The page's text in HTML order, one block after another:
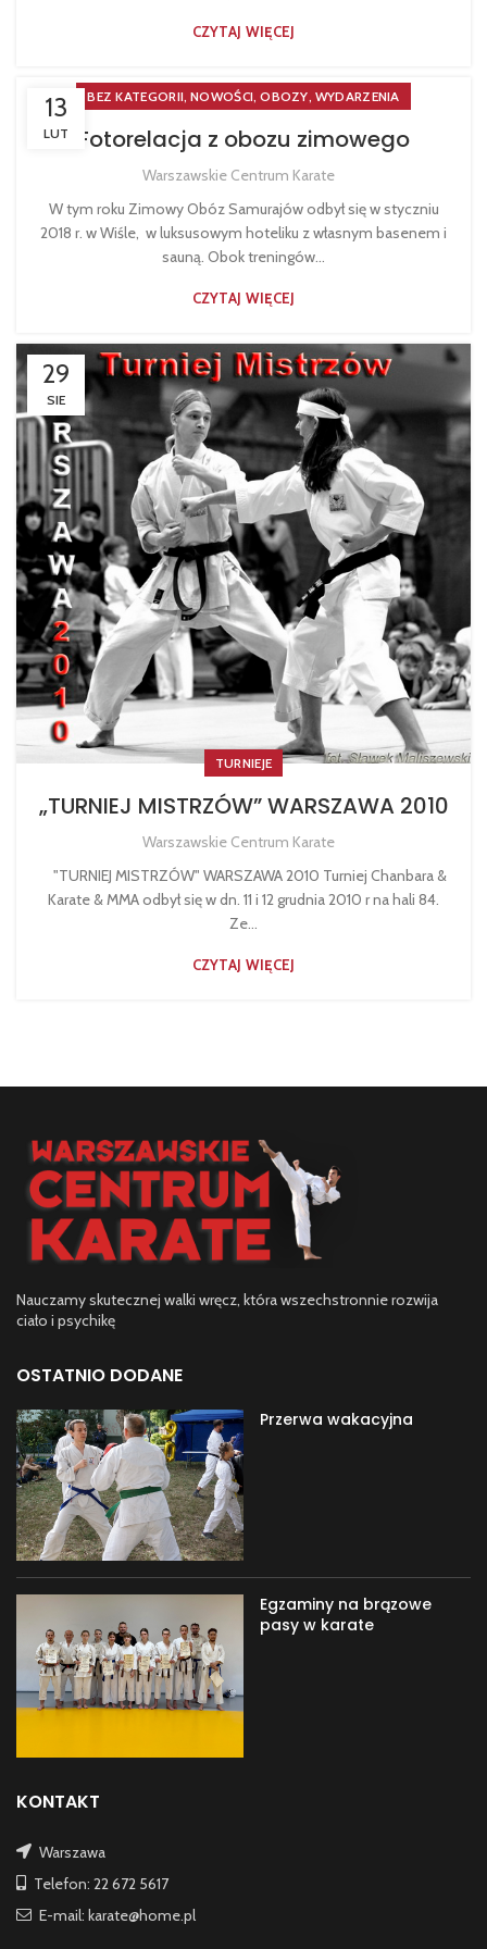
CZYTAJ WIĘCEJ
13
LUT
BEZ KATEGORII,NOWOŚCI,OBOZY, WYDARZENIA
Fotorelacja z obozu zimowego
Warszawskie Centrum Karate
W tym roku Zimowy Obóz Samurajów odbył się w styczniu
2018 r. w Wiśle, w luksusowym hoteliku z własnym basenem i
sauną. Obok treningów...
CZYTAJ WIĘCEJ
29
SIE
TURNIEJE
„TURNIEJ MISTRZÓW” WARSZAWA 2010
Warszawskie Centrum Karate
"TURNIEJ MISTRZÓW" WARSZAWA 2010 Turniej Chanbara &
Karate & MMA odbył się w dn. 11 i 12 grudnia 2010 r na hali 84.
Ze...
CZYTAJ WIĘCEJ
Nauczamy skutecznej walki wręcz, która wszechstronnie rozwija
ciało i psychikę
OSTATNIO DODANE
Przerwa wakacyjna
Egzaminy na brązowe
pasy w karate
KONTAKT
Warszawa
Telefon: 22 672 5617
E-mail: karate@home.pl